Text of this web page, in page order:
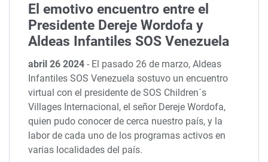
El emotivo encuentro entre el
Presidente Dereje Wordofa y
Aldeas Infantiles SOS Venezuela
abril 26 2024- El pasado 26 de marzo, Aldeas
Infantiles SOS Venezuela sostuvo un encuentro
virtual con el presidente de SOS Children´s
Villages Internacional, el señor Dereje Wordofa,
quien pudo conocer de cerca nuestro país, y la
labor de cada uno de los programas activos en
varias localidades del país.